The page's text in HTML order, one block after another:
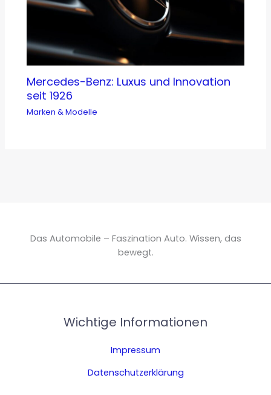
Mercedes-Benz: Luxus und Innovation
seit 1926
Marken & Modelle
Das Automobile – Faszination Auto. Wissen, das
bewegt.
Wichtige Informationen
Impressum
Datenschutzerklärung